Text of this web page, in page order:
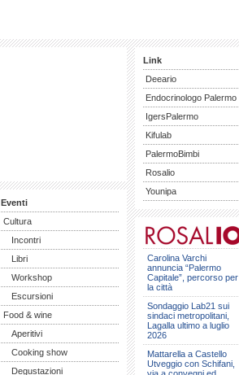
Eventi
Cultura
Incontri
Libri
Workshop
Escursioni
Food & wine
Aperitivi
Cooking show
Degustazioni
Link
Deeario
Endocrinologo Palermo
IgersPalermo
Kifulab
PalermoBimbi
Rosalio
Younipa
Carolina Varchi
annuncia “Palermo
Capitale”, percorso per
la città
Sondaggio Lab21 sui
sindaci metropolitani,
Lagalla ultimo a luglio
2026
Mattarella a Castello
Utveggio con Schifani,